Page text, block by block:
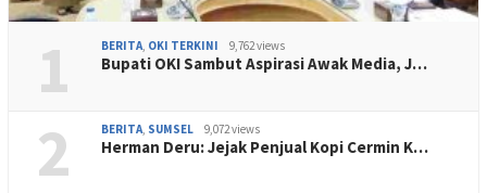
1 BERITA, OKI TERKINI 9,762 views
Bupati OKI Sambut Aspirasi Awak Media, J…
2 BERITA, SUMSEL 9,072 views
Herman Deru: Jejak Penjual Kopi Cermin K…